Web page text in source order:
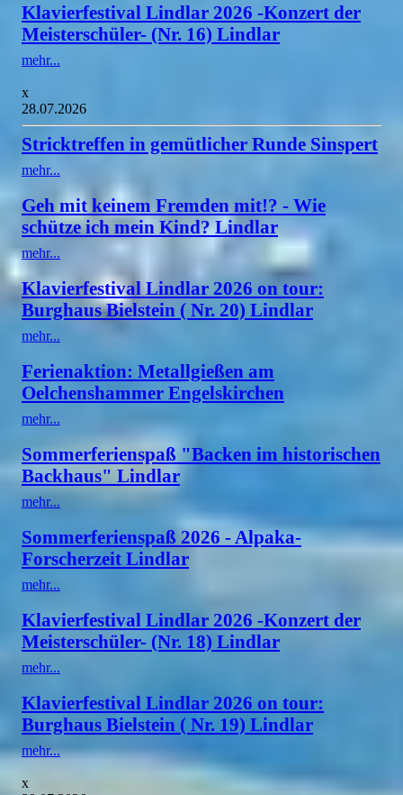
Klavierfestival Lindlar 2026 -Konzert der
Meisterschüler- (Nr. 16) Lindlar
mehr...
x
28.07.2026
Stricktreffen in gemütlicher Runde Sinspert
mehr...
Geh mit keinem Fremden mit!? - Wie
schütze ich mein Kind? Lindlar
mehr...
Klavierfestival Lindlar 2026 on tour:
Burghaus Bielstein ( Nr. 20) Lindlar
mehr...
Ferienaktion: Metallgießen am
Oelchenshammer Engelskirchen
mehr...
Sommerferienspaß "Backen im historischen
Backhaus" Lindlar
mehr...
Sommerferienspaß 2026 - Alpaka-
Forscherzeit Lindlar
mehr...
Klavierfestival Lindlar 2026 -Konzert der
Meisterschüler- (Nr. 18) Lindlar
mehr...
Klavierfestival Lindlar 2026 on tour:
Burghaus Bielstein ( Nr. 19) Lindlar
mehr...
x